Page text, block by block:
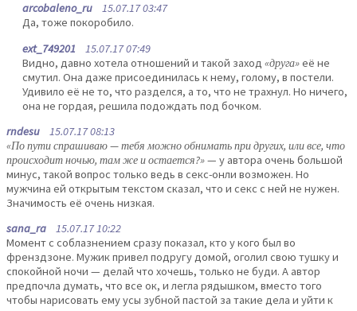
arcobaleno_ru 15.07.17 03:47
Да, тоже покоробило.
ext_749201 15.07.17 07:49
Видно, давно хотела отношений и такой заход «друга»её не
смутил. Она даже присоединилась к нему, голому, в постели.
Удивило её не то, что разделся, а то, что не трахнул. Но ничего,
она не гордая, решила подождать под бочком.
rndesu 15.07.17 08:13
«По пути спрашиваю — тебя можно обнимать при других, или все, что
происходит ночью, там же и остается?»— у автора очень большой
минус, такой вопрос только ведь в секс-онли возможен. Но
мужчина ей открытым текстом сказал, что и секс с ней не нужен.
Значимость её очень низкая.
sana_ra 15.07.17 10:22
Момент с соблазнением сразу показал, кто у кого был во
френздзоне. Мужик привел подругу домой, оголил свою тушку и
спокойной ночи — делай что хочешь, только не буди. А автор
предпочла думать, что все ок, и легла рядышком, вместо того
чтобы нарисовать ему усы зубной пастой за такие дела и уйти к